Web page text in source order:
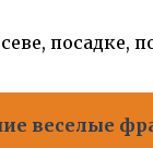
посадке,
веселые